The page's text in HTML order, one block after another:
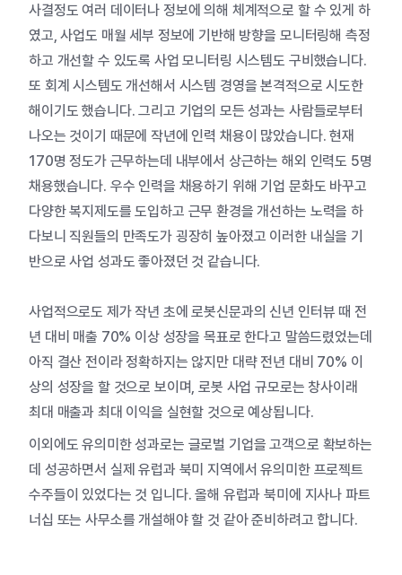
사결정도 여러 데이터나 정보에 의해 체계적으로 할 수 있게 하
였고, 사업도 매월 세부 정보에 기반해 방향을 모니터링해 측정
하고 개선할 수 있도록 사업 모니터링 시스템도 구비했습니다.
또 회계 시스템도 개선해서 시스템 경영을 본격적으로 시도한
해이기도 했습니다. 그리고 기업의 모든 성과는 사람들로부터
나오는 것이기 때문에 작년에 인력 채용이 많았습니다. 현재
170명 정도가 근무하는데 내부에서 상근하는 해외 인력도 5명
채용했습니다. 우수 인력을 채용하기 위해 기업 문화도 바꾸고
다양한 복지제도를 도입하고 근무 환경을 개선하는 노력을 하
다보니 직원들의 만족도가 굉장히 높아졌고 이러한 내실을 기
반으로 사업 성과도 좋아졌던 것 같습니다.
사업적으로도 제가 작년 초에 로봇신문과의 신년 인터뷰 때 전
년 대비 매출 70% 이상 성장을 목표로 한다고 말씀드렸었는데
아직 결산 전이라 정확하지는 않지만 대략 전년 대비 70% 이
상의 성장을 할 것으로 보이며, 로봇 사업 규모로는 창사이래
최대 매출과 최대 이익을 실현할 것으로 예상됩니다.
이외에도 유의미한 성과로는 글로벌 기업을 고객으로 확보하는
데 성공하면서 실제 유럽과 북미 지역에서 유의미한 프로젝트
수주들이 있었다는 것 입니다. 올해 유럽과 북미에 지사나 파트
너십 또는 사무소를 개설해야 할 것 같아 준비하려고 합니다.